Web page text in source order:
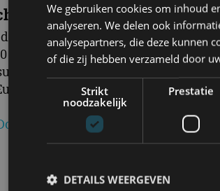
terug uit Europa
kwaliteit ten spijt, het mocht niet
terugtrekken van de Europese
markten als de VS en
aanschaffen? Neem dan
We gebruiken cookies om inhoud
analyseren. We delen ook
analysepartners, die deze kunnen
of die zij hebben verzameld door
Strikt
noodzakelijk
Prestatie
DETAILS WEERGEVEN